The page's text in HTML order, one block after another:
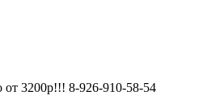
от 3200р!!! 8-926-910-58-54